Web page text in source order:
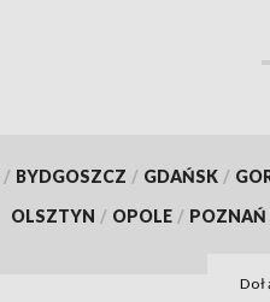
/ BYDGOSZCZ / GDAŃSK /
OLSZTYN / OPOLE / POZNAŃ